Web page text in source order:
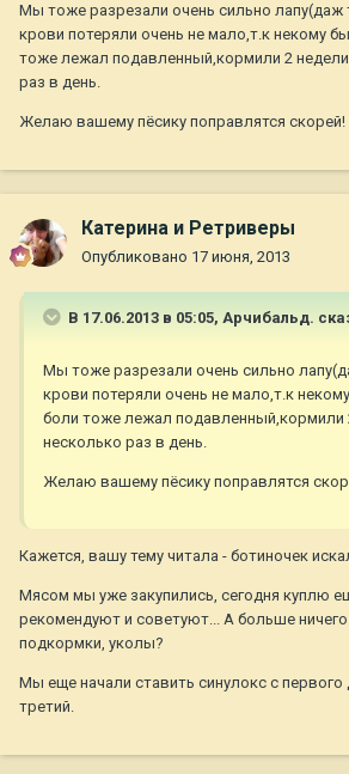
Мы тоже разрезали очень сильно лапу(даж
крови потеряли очень не мало,т.к некому
тоже лежал подавленный,кормили 2
раз в день.
Желаю вашему пёсику поправлятся скорей!
Катерина и Ретриверы
Опубликовано 17 июня, 2013
В 17.06.2013 в 05:05, Арчибальд.
Мы тоже разрезали очень сильно
крови потеряли очень не мало,т.к
боли тоже лежал подавленный,кормили
несколько раз в день.
Желаю вашему пёсику поправлятся
Кажется, вашу тему читала - ботиночек
Мясом мы уже закупились, сегодня куплю
рекомендуют и советуют... А больше
подкормки, уколы?
Мы еще начали ставить синулокс с первого
третий.